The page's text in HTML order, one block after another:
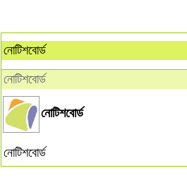
নোটিশবোর্ড
নোটিশবোর্ড
নোটিশবোর্ড
নোটিশবোর্ড